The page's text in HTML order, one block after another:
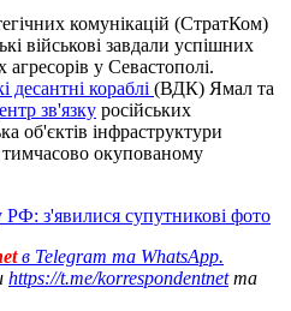
комунікацій (СтратКом)
військові завдали успішних
агресорів у Севастополі.
десантні кораблі (ВДК) Ямал та
зв'язку російських
об'єктів інфраструктури
окупованому
з'явилися супутникові фото
в Telegram та WhatsApp.
https://t.me/korrespondentnetта